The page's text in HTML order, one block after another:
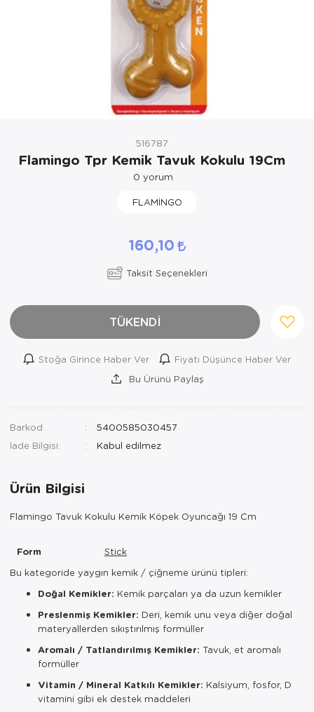
516787
Flamingo Tpr Kemik Tavuk Kokulu 19Cm
0 yorum
FLAMİNGO
160,10
Taksit Seçenekleri
TÜKENDİ
Stoğa Girince Haber Ver
Fiyatı Düşünce Haber Ver
Bu Ürünü Paylaş
Barkod
5400585030457
İade Bilgisi:
Ürün Bilgisi
Flamingo Tavuk Kokulu Kemik Köpek Oyuncağı 19 Cm
Form
Stick
Bu kategoride yaygın kemik / çiğneme ürünü tipleri:
Doğal Kemikler: Kemik parçaları ya da uzun kemikler
Preslenmiş Kemikler: Deri, kemik unu veya diğer doğal
materyallerden sıkıştırılmış formüller
Aromalı / Tatlandırılmış Kemikler: Tavuk, et aromalı
formüller
Vitamin / Mineral Katkılı Kemikler: Kalsiyum, fosfor, D
vitamini gibi ek destek maddeleri